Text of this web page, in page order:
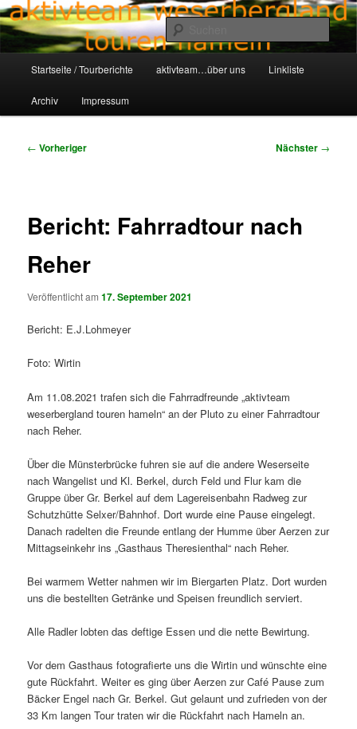
Zum
primären
Inhalt
springenawt-hameln.de
Aktivteam-Weserbergland-Touren-Hameln
Startseite / Tourberichte aktivteam…über uns Linkliste
Archiv Impressum
Beitragsnavigation
← Vorheriger Nächster →
Bericht: Fahrradtour nach
Reher
Veröffentlicht am17. September 2021
Bericht: E.J.Lohmeyer
Foto: Wirtin
Am 11.08.2021 trafen sich die Fahrradfreunde „aktivteam
weserbergland touren hameln“ an der Pluto zu einer Fahrradtour
nach Reher.
Über die Münsterbrücke fuhren sie auf die andere Weserseite
nach Wangelist und Kl. Berkel, durch Feld und Flur kam die
Gruppe über Gr. Berkel auf dem Lagereisenbahn Radweg zur
Schutzhütte Selxer/Bahnhof. Dort wurde eine Pause eingelegt.
Danach radelten die Freunde entlang der Humme über Aerzen zur
Mittagseinkehr ins „Gasthaus Theresienthal“ nach Reher.
Bei warmem Wetter nahmen wir im Biergarten Platz. Dort wurden
uns die bestellten Getränke und Speisen freundlich serviert.
Alle Radler lobten das deftige Essen und die nette Bewirtung.
Vor dem Gasthaus fotografierte uns die Wirtin und wünschte eine
gute Rückfahrt. Weiter es ging über Aerzen zur Café Pause zum
Bäcker Engel nach Gr. Berkel. Gut gelaunt und zufrieden von der
33 Km langen Tour traten wir die Rückfahrt nach Hameln an.